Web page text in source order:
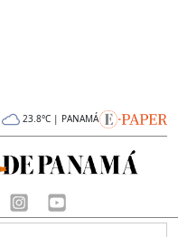
23.8°C | PANAMÁ